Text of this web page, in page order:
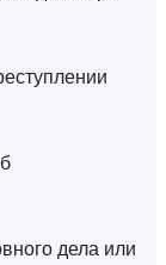
дела или